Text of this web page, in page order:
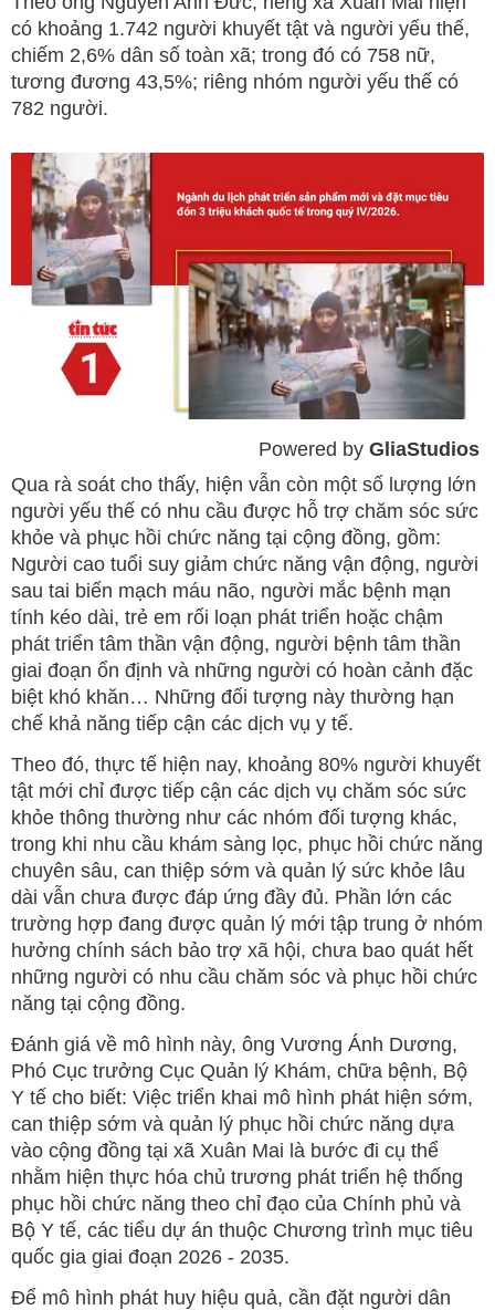
có khoảng 1.742 người khuyết tật và người yếu thế,
chiếm 2,6% dân số toàn xã; trong đó có 758 nữ,
tương đương 43,5%; riêng nhóm người yếu thế có
782 người.
Powered by GliaStudios
Qua rà soát cho thấy, hiện vẫn còn một số lượng lớn
người yếu thế có nhu cầu được hỗ trợ chăm sóc sức
khỏe và phục hồi chức năng tại cộng đồng, gồm:
Người cao tuổi suy giảm chức năng vận động, người
sau tai biến mạch máu não, người mắc bệnh mạn
tính kéo dài, trẻ em rối loạn phát triển hoặc chậm
phát triển tâm thần vận động, người bệnh tâm thần
giai đoạn ổn định và những người có hoàn cảnh đặc
biệt khó khăn… Những đối tượng này thường hạn
chế khả năng tiếp cận các dịch vụ y tế.
Theo đó, thực tế hiện nay, khoảng 80% người khuyết
tật mới chỉ được tiếp cận các dịch vụ chăm sóc sức
khỏe thông thường như các nhóm đối tượng khác,
trong khi nhu cầu khám sàng lọc, phục hồi chức năng
chuyên sâu, can thiệp sớm và quản lý sức khỏe lâu
dài vẫn chưa được đáp ứng đầy đủ. Phần lớn các
trường hợp đang được quản lý mới tập trung ở nhóm
hưởng chính sách bảo trợ xã hội, chưa bao quát hết
những người có nhu cầu chăm sóc và phục hồi chức
năng tại cộng đồng.
Đánh giá về mô hình này, ông Vương Ánh Dương,
Phó Cục trưởng Cục Quản lý Khám, chữa bệnh, Bộ
Y tế cho biết: Việc triển khai mô hình phát hiện sớm,
can thiệp sớm và quản lý phục hồi chức năng dựa
vào cộng đồng tại xã Xuân Mai là bước đi cụ thể
nhằm hiện thực hóa chủ trương phát triển hệ thống
phục hồi chức năng theo chỉ đạo của Chính phủ và
Bộ Y tế, các tiểu dự án thuộc Chương trình mục tiêu
quốc gia giai đoạn 2026 - 2035.
Để mô hình phát huy hiệu quả, cần đặt người dân